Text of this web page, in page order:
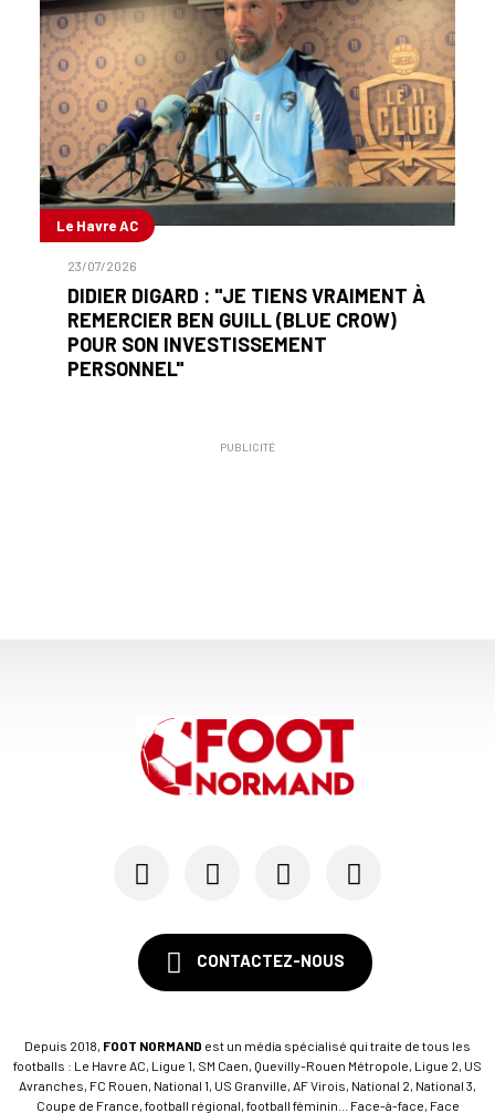
Le Havre AC
23/07/2026
DIDIER DIGARD : "JE TIENS VRAIMENT À
REMERCIER BEN GUILL (BLUE CROW)
POUR SON INVESTISSEMENT
PERSONNEL"
PUBLICITÉ
CONTACTEZ-NOUS
Depuis 2018, FOOT NORMAND est un média spécialisé qui traite de tous les
footballs : Le Havre AC, Ligue 1, SM Caen, Quevilly-Rouen Métropole, Ligue 2, US
Avranches, FC Rouen, National 1, US Granville, AF Virois, National 2, National 3,
Coupe de France, football régional, football féminin... Face-à-face, Face